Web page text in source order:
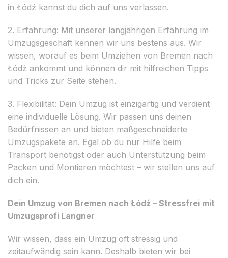
in Łódź kannst du dich auf uns verlassen.
2. Erfahrung: Mit unserer langjährigen Erfahrung im
Umzugsgeschäft kennen wir uns bestens aus. Wir
wissen, worauf es beim Umziehen von Bremen nach
Łódź ankommt und können dir mit hilfreichen Tipps
und Tricks zur Seite stehen.
3. Flexibilität: Dein Umzug ist einzigartig und verdient
eine individuelle Lösung. Wir passen uns deinen
Bedürfnissen an und bieten maßgeschneiderte
Umzugspakete an. Egal ob du nur Hilfe beim
Transport benötigst oder auch Unterstützung beim
Packen und Montieren möchtest – wir stellen uns auf
dich ein.
Dein Umzug von Bremen nach Łódź – Stressfrei mit
Umzugsprofi Langner
Wir wissen, dass ein Umzug oft stressig und
zeitaufwändig sein kann. Deshalb bieten wir bei